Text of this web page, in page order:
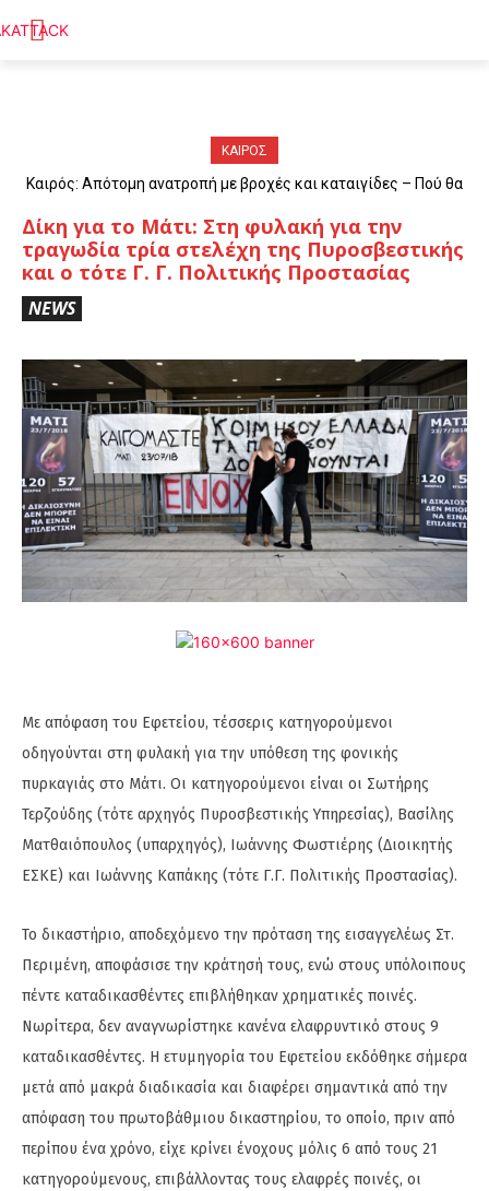
ΚΑΙΡΟΣ
Καιρός: Απότομη ανατροπή με βροχές και καταιγίδες – Πού θα
Δίκη για το Μάτι: Στη φυλακή για την
τραγωδία τρία στελέχη της Πυροσβεστικής
και ο τότε Γ. Γ. Πολιτικής Προστασίας
NEWS
Με απόφαση του Εφετείου, τέσσερις κατηγορούμενοι
οδηγούνται στη φυλακή για την υπόθεση της φονικής
πυρκαγιάς στο Μάτι. Οι κατηγορούμενοι είναι οι Σωτήρης
Τερζούδης (τότε αρχηγός Πυροσβεστικής Υπηρεσίας), Βασίλης
Ματθαιόπουλος (υπαρχηγός), Ιωάννης Φωστιέρης (Διοικητής
ΕΣΚΕ) και Ιωάννης Καπάκης (τότε Γ.Γ. Πολιτικής Προστασίας).
Το δικαστήριο, αποδεχόμενο την πρόταση της εισαγγελέως Στ.
Περιμένη, αποφάσισε την κράτησή τους, ενώ στους υπόλοιπους
πέντε καταδικασθέντες επιβλήθηκαν χρηματικές ποινές.
Νωρίτερα, δεν αναγνωρίστηκε κανένα ελαφρυντικό στους 9
καταδικασθέντες. Η ετυμηγορία του Εφετείου εκδόθηκε σήμερα
μετά από μακρά διαδικασία και διαφέρει σημαντικά από την
απόφαση του πρωτοβάθμιου δικαστηρίου, το οποίο, πριν από
περίπου ένα χρόνο, είχε κρίνει ένοχους μόλις 6 από τους 21
κατηγορούμενους, επιβάλλοντας τους ελαφρές ποινές, οι